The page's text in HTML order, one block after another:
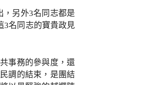
，另外3名同志都是
3名同志的寶貴政見
事務的參與度，還
調的結束，是團結